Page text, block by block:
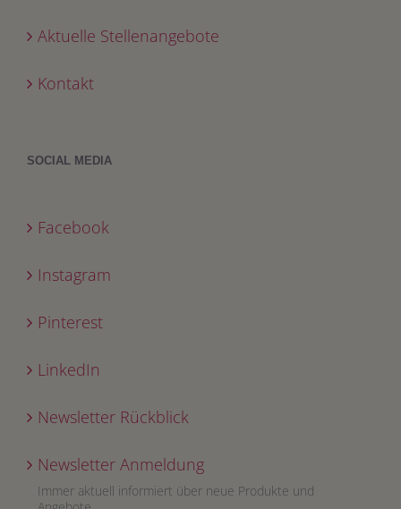
Aktuelle Stellenangebote
Kontakt
SOCIAL MEDIA
Facebook
Instagram
Pinterest
LinkedIn
Newsletter Rückblick
Newsletter Anmeldung
Immer aktuell informiert über neue Produkte und